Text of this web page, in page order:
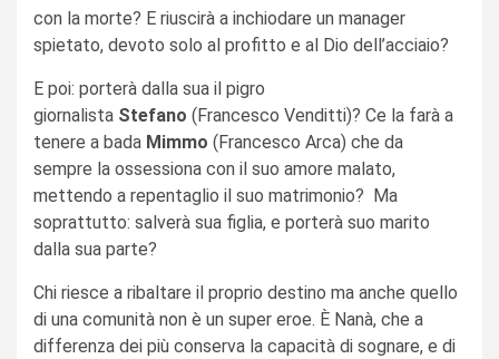
con la morte? E riuscirà a inchiodare un manager
spietato, devoto solo al profitto e al Dio dell’acciaio?
E poi: porterà dalla sua il pigro
giornalista Stefano (Francesco Venditti)? Ce la farà a
tenere a bada Mimmo (Francesco Arca) che da
sempre la ossessiona con il suo amore malato,
mettendo a repentaglio il suo matrimonio? Ma
soprattutto: salverà sua figlia, e porterà suo marito
dalla sua parte?
Chi riesce a ribaltare il proprio destino ma anche quello
di una comunità non è un super eroe. È Nanà, che a
differenza dei più conserva la capacità di sognare, e di